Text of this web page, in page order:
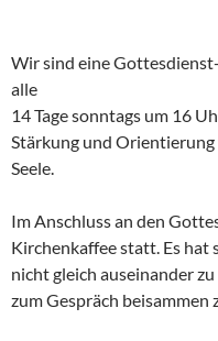
Wir sind eine
alle
14 Tage sonntags um 16
Stärkung und
Seele.
Im Anschluss an den
Kirchenkaffee statt. Es hat
nicht gleich auseinander
zum Gespräch beisammen